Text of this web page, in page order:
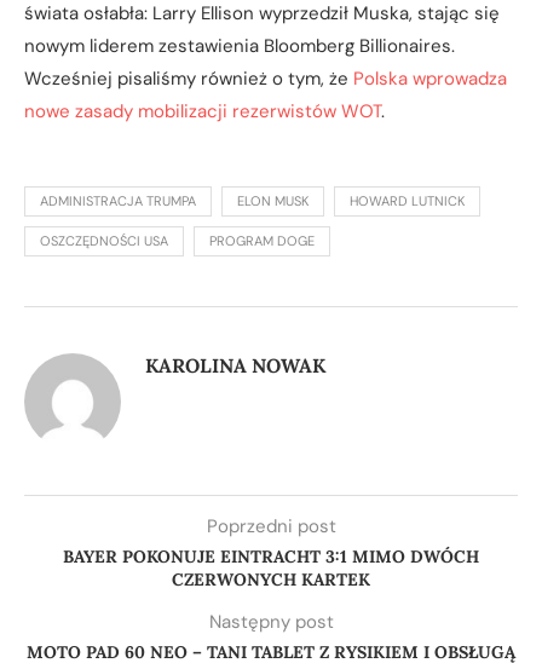
świata osłabła: Larry Ellison wyprzedził Muska, stając się
nowym liderem zestawienia Bloomberg Billionaires.
Wcześniej pisaliśmy również o tym, że Polska wprowadza
nowe zasady mobilizacji rezerwistów WOT.
ADMINISTRACJA TRUMPA ELON MUSK HOWARD LUTNICK
OSZCZĘDNOŚCI USA PROGRAM DOGE
KAROLINA NOWAK
Poprzedni post
BAYER POKONUJE EINTRACHT 3:1 MIMO DWÓCH
CZERWONYCH KARTEK
Następny post
MOTO PAD 60 NEO – TANI TABLET Z RYSIKIEM I OBSŁUGĄ